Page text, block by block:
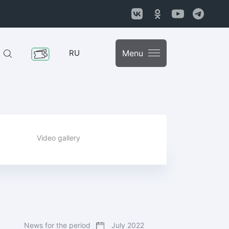
RU Menu
Video gallery
News for the period